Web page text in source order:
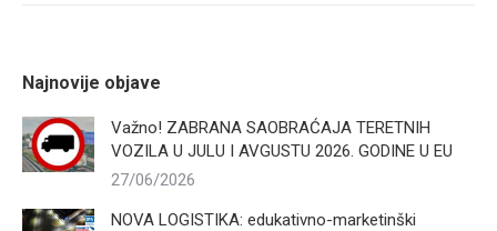
Najnovije objave
Važno! ZABRANA SAOBRAĆAJA TERETNIH
VOZILA U JULU I AVGUSTU 2026. GODINE U EU
27/06/2026
NOVA LOGISTIKA: edukativno-marketinški